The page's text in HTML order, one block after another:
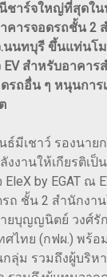
ชาร์จใหญ่ที่สุดใน
คารจอดรถชั้น 2
.นนทบุรี ขึ้นแท่นโ
สำหรับอาคาร
รถอื่น ๆ หนุนการ
มีเชาว์ รองนาย
งงานให้เกียรติเ
by EGAT ณ
ถ ชั้น 2 สำนักงา
ยบุญญนิตย์ วงศ์รั
ศไทย (กฟผ.) พร้
ลุ่ม รวมถึงผู้บริห